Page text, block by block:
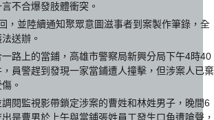
不合爆發肢體衝突。
，並陸續通知聚眾意圖滋事者到案製作筆錄，全
送辦。
路上的當鋪，高雄市警察局新興分局下午4時40
員警趕到發現一家當鋪遭人撞擊，但涉案人已棄
。
閱監視影帶鎖定涉案的曹姓和林姓男子，晚間6
是曹男於上午與當鋪張姓員工發生口角遭嗆聲，